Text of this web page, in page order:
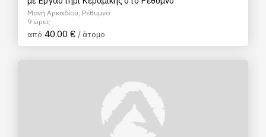
Μονή Αρκαδίου, Ρέθυμνο
9 ώρες
από 40.00 € / άτομο